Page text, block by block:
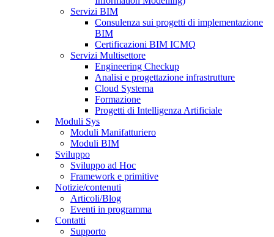
Servizi BIM
Consulenza sui progetti di implementazione
BIM
Certificazioni BIM ICMQ
Servizi Multisettore
Engineering Checkup
Analisi e progettazione infrastrutture
Cloud Systema
Formazione
Progetti di Intelligenza Artificiale
Moduli Sys
Moduli Manifatturiero
Moduli BIM
Sviluppo
Sviluppo ad Hoc
Framework e primitive
Notizie/contenuti
Articoli/Blog
Eventi in programma
Contatti
Supporto